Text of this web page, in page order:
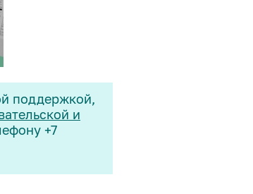
поддержкой,
и
+7